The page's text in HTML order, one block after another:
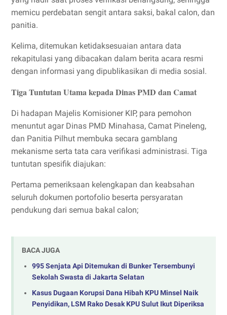
memicu perdebatan sengit antara saksi, bakal calon, dan
panitia.
Kelima, ditemukan ketidaksesuaian antara data
rekapitulasi yang dibacakan dalam berita acara resmi
dengan informasi yang dipublikasikan di media sosial.
Tiga Tuntutan Utama kepada Dinas PMD dan Camat
Di hadapan Majelis Komisioner KIP, para pemohon
menuntut agar Dinas PMD Minahasa, Camat Pineleng,
dan Panitia Pilhut membuka secara gamblang
mekanisme serta tata cara verifikasi administrasi. Tiga
tuntutan spesifik diajukan:
Pertama pemeriksaan kelengkapan dan keabsahan
seluruh dokumen portofolio beserta persyaratan
pendukung dari semua bakal calon;
BACA JUGA
995 Senjata Api Ditemukan di Bunker Tersembunyi
Sekolah Swasta di Jakarta Selatan
Kasus Dugaan Korupsi Dana Hibah KPU Minsel Naik
Penyidikan, LSM Rako Desak KPU Sulut Ikut Diperiksa